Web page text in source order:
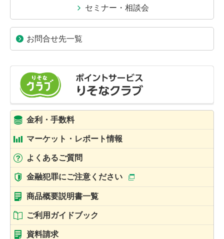
セミナー・相談会
お問合せ先一覧
金利・手数料
マーケット・レポート情報
よくあるご質問
金融犯罪にご注意ください
商品概要説明書一覧
ご利用ガイドブック
資料請求